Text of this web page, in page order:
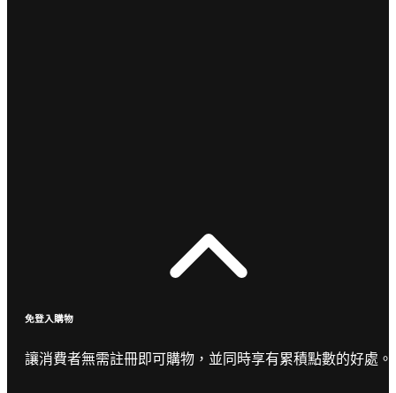
免登入購物
讓消費者無需註冊即可購物，並同時享有累積點數的好處。